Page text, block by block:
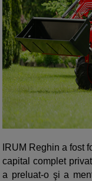
IRUM Reghin a fost
capital complet
a preluat-o şi a